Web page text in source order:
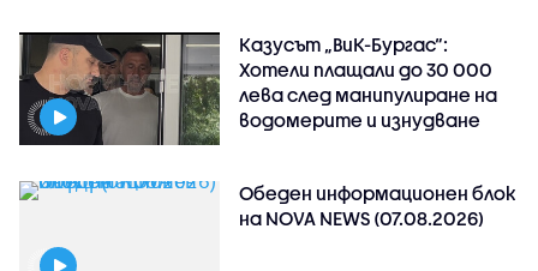
Казусът „ВиК-Бургас“:
Хотели плащали до 30 000
лева след манипулиране на
водомерите и изнудване
Обеден информационен блок
на NOVA NEWS (07.08.2026)